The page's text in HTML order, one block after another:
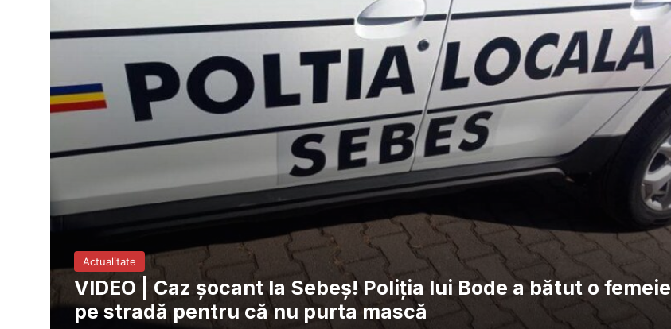
Actualitate
VIDEO | Caz șocant la Sebeș! Poliția lui Bode a bătut o femeie
pe stradă pentru că nu purta mască